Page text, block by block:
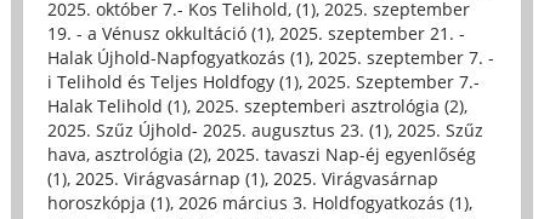
2025. október 7.- Kos Telihold, (1), 2025. szeptember
19. - a Vénusz okkultáció (1), 2025. szeptember 21. -
Halak Újhold-Napfogyatkozás (1), 2025. szeptember 7. -
i Telihold és Teljes Holdfogy (1), 2025. Szeptember 7.-
Halak Telihold (1), 2025. szeptemberi asztrológia (2),
2025. Szűz Újhold- 2025. augusztus 23. (1), 2025. Szűz
hava, asztrológia (2), 2025. tavaszi Nap-éj egyenlőség
(1), 2025. Virágvasárnap (1), 2025. Virágvasárnap
horoszkópja (1), 2026 március 3. Holdfogyatkozás (1),